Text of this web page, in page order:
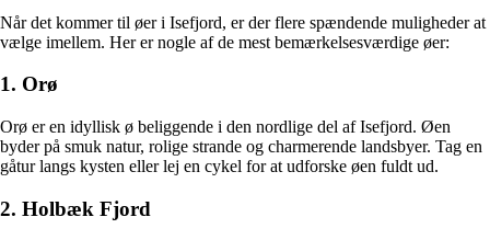
Når det kommer til øer i Isefjord, er der flere spændende muligheder at
vælge imellem. Her er nogle af de mest bemærkelsesværdige øer:
1. Orø
Orø er en idyllisk ø beliggende i den nordlige del af Isefjord. Øen
byder på smuk natur, rolige strande og charmerende landsbyer. Tag en
gåtur langs kysten eller lej en cykel for at udforske øen fuldt ud.
2. Holbæk Fjord